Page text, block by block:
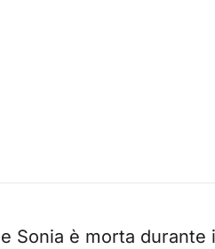
Sonia è morta durante